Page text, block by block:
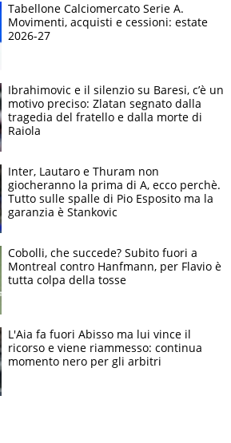
Tabellone Calciomercato Serie A.
Movimenti, acquisti e cessioni: estate
2026-27
Ibrahimovic e il silenzio su Baresi, c’è un
motivo preciso: Zlatan segnato dalla
tragedia del fratello e dalla morte di
Raiola
Inter, Lautaro e Thuram non
giocheranno la prima di A, ecco perchè.
Tutto sulle spalle di Pio Esposito ma la
garanzia è Stankovic
Cobolli, che succede? Subito fuori a
Montreal contro Hanfmann, per Flavio è
tutta colpa della tosse
L'Aia fa fuori Abisso ma lui vince il
ricorso e viene riammesso: continua
momento nero per gli arbitri